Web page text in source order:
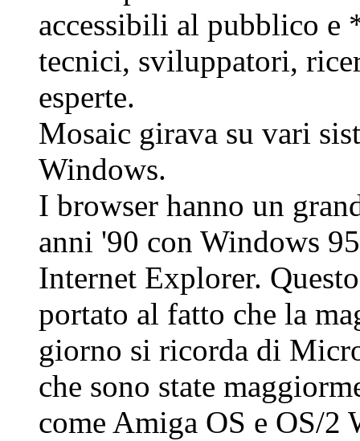
accessibili al pubblico e
tecnici, sviluppatori,
esperte.
Mosaic girava su vari
Windows.
I browser hanno un
anni '90 con Windows
Internet Explorer.
portato al fatto che la
giorno si ricorda di
che sono state
come Amiga OS e OS/2